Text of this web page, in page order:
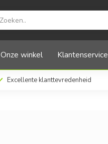
Onze winkel Klantenservice
Excellente klanttevredenheid